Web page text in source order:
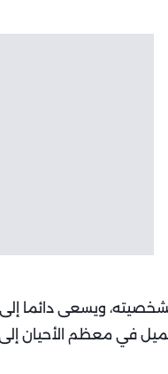
ويسعى دائما إلى
في معظم الأحيان